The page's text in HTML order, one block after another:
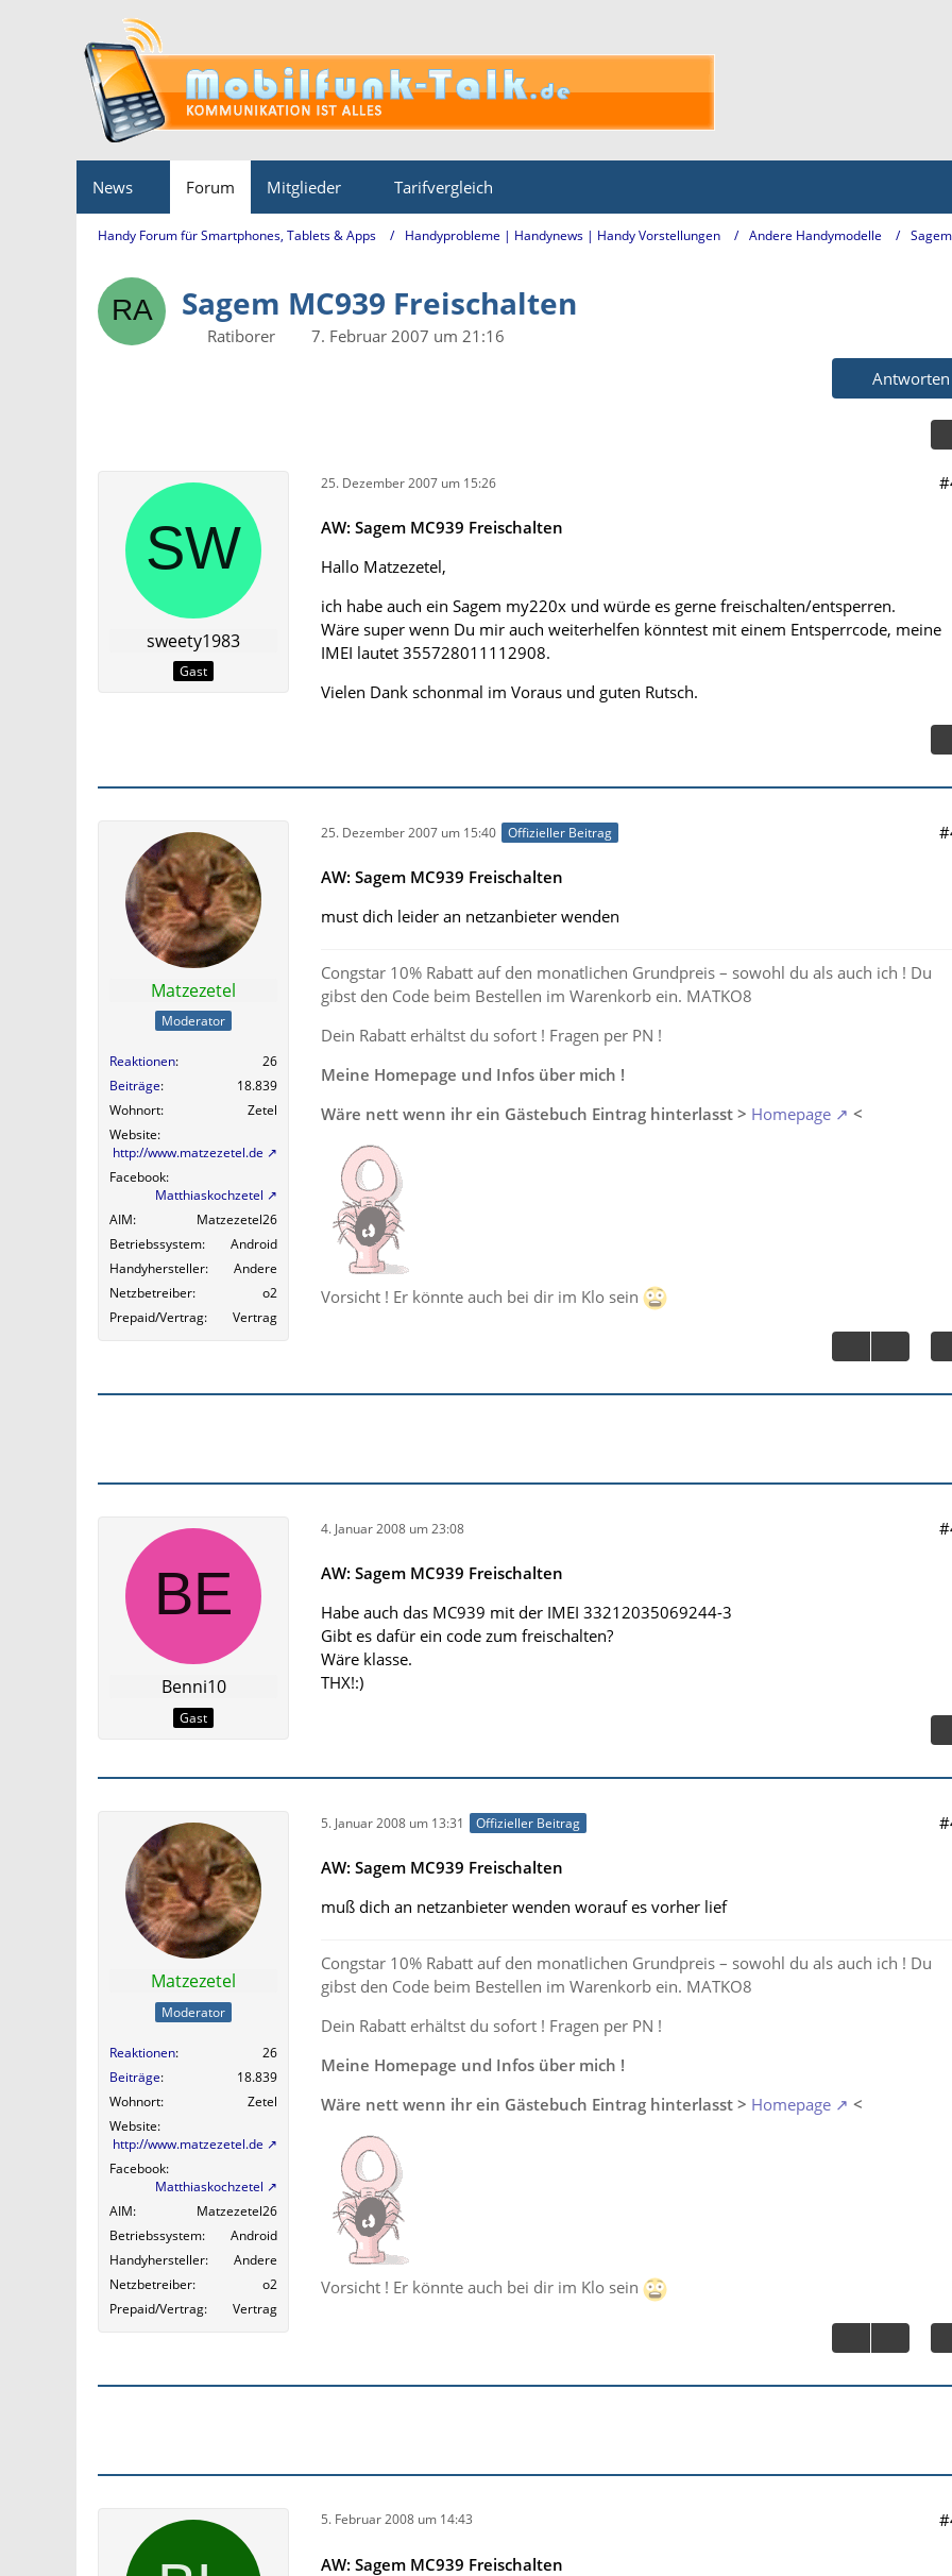
News Forum Mitglieder Tarifvergleich
Handy Forum für Smartphones, Tablets & Apps Handyprobleme | Handynews | Handy Vorstellungen Andere Handymodelle
Sagem MC939 Freischalten
Ratiborer
7. Februar 2007 um 21:16
Antworten
sweety1983
Gast
25. Dezember 2007 um 15:26
AW: Sagem MC939 Freischalten
Hallo Matzezetel,
ich habe auch ein Sagem my220x und würde es gerne freischalten/entsperren.
Wäre super wenn Du mir auch weiterhelfen könntest mit einem Entsperrcode, meine
IMEI lautet 355728011112908.
Vielen Dank schonmal im Voraus und guten Rutsch.
Matzezetel
Moderator
Reaktionen
26
Beiträge
18.839
Wohnort
Zetel
Website
http://www.matzezetel.de
Facebook
Matthiaskochzetel
AIM
Matzezetel26
Betriebssystem
Android
Handyhersteller
Andere
Netzbetreiber
o2
Prepaid/Vertrag
Vertrag
25. Dezember 2007 um 15:40 Offizieller Beitrag
AW: Sagem MC939 Freischalten
must dich leider an netzanbieter wenden
Congstar 10% Rabatt auf den monatlichen Grundpreis – sowohl du als auch ich ! Du
gibst den Code beim Bestellen im Warenkorb ein. MATKO8
Dein Rabatt erhältst du sofort ! Fragen per PN !
Meine Homepage und Infos über mich !
Wäre nett wenn ihr ein Gästebuch Eintrag hinterlasst > Homepage <
Vorsicht ! Er könnte auch bei dir im Klo sein
Benni10
Gast
4. Januar 2008 um 23:08
AW: Sagem MC939 Freischalten
Habe auch das MC939 mit der IMEI 33212035069244-3
Gibt es dafür ein code zum freischalten?
Wäre klasse.
THX!:)
Matzezetel
Moderator
Reaktionen
26
Beiträge
18.839
Wohnort
Zetel
Website
http://www.matzezetel.de
Facebook
Matthiaskochzetel
AIM
Matzezetel26
Betriebssystem
Android
Handyhersteller
Andere
Netzbetreiber
o2
Prepaid/Vertrag
Vertrag
5. Januar 2008 um 13:31 Offizieller Beitrag
AW: Sagem MC939 Freischalten
muß dich an netzanbieter wenden worauf es vorher lief
Congstar 10% Rabatt auf den monatlichen Grundpreis – sowohl du als auch ich ! Du
gibst den Code beim Bestellen im Warenkorb ein. MATKO8
Dein Rabatt erhältst du sofort ! Fragen per PN !
Meine Homepage und Infos über mich !
Wäre nett wenn ihr ein Gästebuch Eintrag hinterlasst > Homepage <
Vorsicht ! Er könnte auch bei dir im Klo sein
5. Februar 2008 um 14:43
AW: Sagem MC939 Freischalten